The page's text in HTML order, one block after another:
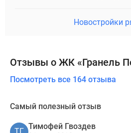
Новостройки
Отзывы о ЖК «Гранель
Посмотреть все 164 отзыва
Самый полезный отзыв
Тимофей Гвоздев